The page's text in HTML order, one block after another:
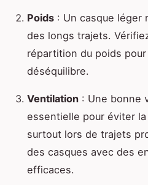
Poids : Un casque léger
des longs trajets.
répartition du poids
déséquilibre.
Ventilation : Une bonne
essentielle pour éviter
surtout lors de trajets
des casques avec des
efficaces.